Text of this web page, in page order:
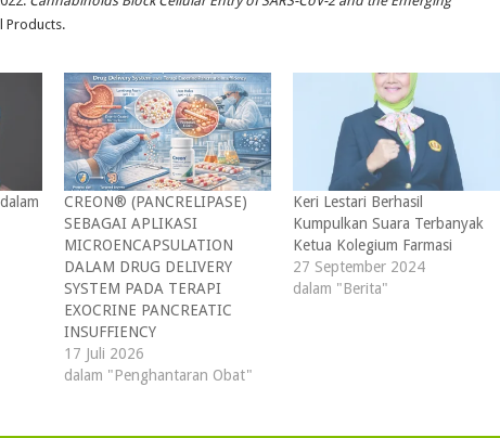
Products.
CREON® (PANCRELIPASE)
SEBAGAI APLIKASI
MICROENCAPSULATION
DALAM DRUG DELIVERY
SYSTEM PADA TERAPI
EXOCRINE PANCREATIC
INSUFFIENCY
17 Juli 2026
dalam "Penghantaran Obat"
Keri Lestari Berhasil
Kumpulkan Suara Terbanyak
Ketua Kolegium Farmasi
27 September 2024
dalam "Berita"